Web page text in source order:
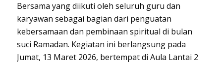
Bersama yang diikuti oleh seluruh guru dan
karyawan sebagai bagian dari penguatan
kebersamaan dan pembinaan spiritual di bulan
suci Ramadan. Kegiatan ini berlangsung pada
Jumat, 13 Maret 2026, bertempat di Aula Lantai 2